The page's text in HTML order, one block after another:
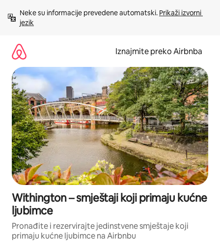
sadržaj
Neke su informacije prevedene automatski. Prikaži izvorni
jezik
Iznajmite preko Airbnba
Withington – smještaji koji primaju kućne
ljubimce
Pronađite i rezervirajte jedinstvene smještaje koji
primaju kućne ljubimce na Airbnbu